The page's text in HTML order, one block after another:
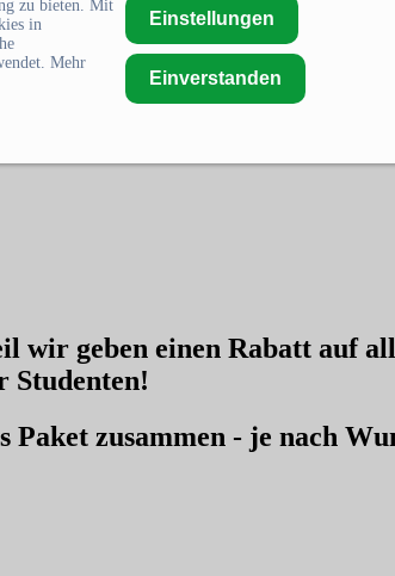
zu bieten. Mit
in
Mehr
Einstellungen
Einverstanden
wir geben einen Rabatt auf
Studenten!
zusammen - je nach